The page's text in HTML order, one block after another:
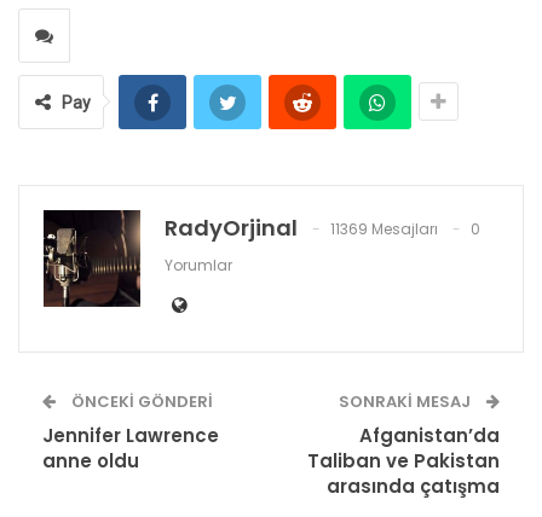
Pay
RadyOrjinal 11369 Mesajları
0
Yorumlar
ÖNCEKI GÖNDERI
Jennifer Lawrence
anne oldu
SONRAKI MESAJ
Afganistan’da
Taliban ve Pakistan
arasında çatışma